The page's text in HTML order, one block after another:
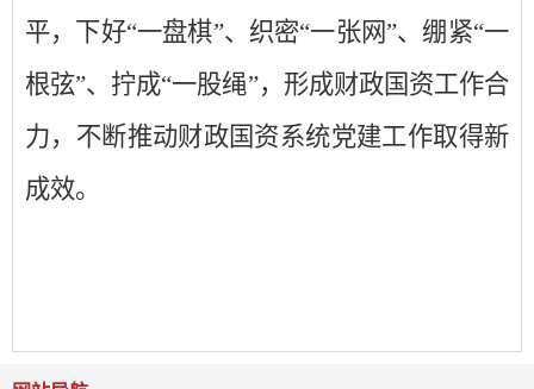
平，下好“一盘棋”、织密“一张网”、绷紧“一
根弦”、拧成“一股绳”，形成财政国资工作合
力，不断推动财政国资系统党建工作取得新
成效。